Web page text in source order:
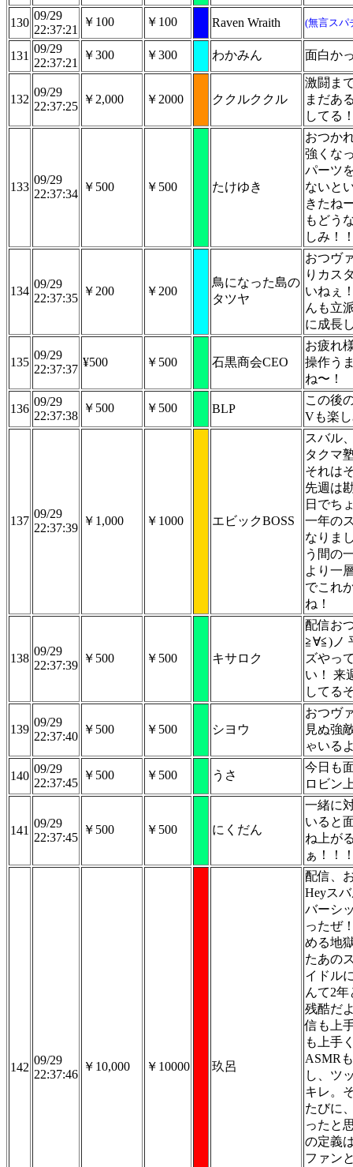
130
09/29
22:37:21
￥100 ￥100 Raven Wraith (無言スパ
131
09/29
22:37:21
￥300 ￥300 わかみん 面白か
132
09/29
22:37:25
￥2,000 ￥2000 ククルククル
激闘ま
まだあ
してる
133
09/29
22:37:34
￥500 ￥500 たけゆき
おつか
強くな
パーツ
ないと
きたね
もどう
しみ！
134
09/29
22:37:35
￥200 ￥200
鳥になった島の
タツヤ
おつヴ
りカス
いねぇ
んも立
に成長
135
09/29
22:37:37
¥500 ￥500 石黒商会CEO
お疲れ
操作う
ね〜！
136
09/29
22:37:38
￥500 ￥500 BLP
この後
Vも楽
137
09/29
22:37:39
￥1,000 ￥1000 エビックBOSS
スバル
タクマ
それは
先週は
日でち
一年の
なりま
う間の
より一
でこれ
ね！
138
09/29
22:37:39
￥500 ￥500 キサロク
配信お
≧∀≦)ノ
ズやっ
い！ 来
してる
139
09/29
22:37:40
￥500 ￥500 シヨウ
おつヴ
見ぬ強
ゃいる
140
09/29
22:37:45
￥500 ￥500 うさ
今日も
ロビン
141
09/29
22:37:45
￥500 ￥500 にくだん
一緒に
いると
ね上が
ぁ！！
142
09/29
22:37:46
￥10,000 ￥10000 玖呂
配信、
Heyス
バーシ
ったぜ
める地
たあの
イドル
んて2
残酷だ
信も上
も上手
ASMR
し、ツ
キレ。
たびに
ったと
の定義
ファン